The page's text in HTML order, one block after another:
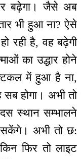
बढ़ेगा। जैसे अब
भी हुआ ना? ऐसे
रही है, वह बढ़ेगी
का उद्धार होने
में हुआ है ना,
सब होगा। अभी तो
स्थान सम्भालने
अभी तो छ:
फिर तो लाइट